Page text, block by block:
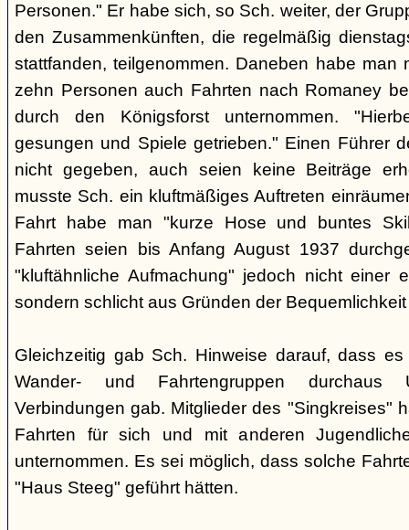
Personen." Er habe sich, so Sch. weiter, der
den Zusammenkünften, die regelmäßig
stattfanden, teilgenommen. Daneben habe man
zehn Personen auch Fahrten nach Romaney
durch den Königsforst unternommen.
gesungen und Spiele getrieben." Einen Führer
nicht gegeben, auch seien keine Beiträge
musste Sch. ein kluftmäßiges Auftreten
Fahrt habe man "kurze Hose und buntes
Fahrten seien bis Anfang August 1937
"kluftähnliche Aufmachung" jedoch nicht einer
sondern schlicht aus Gründen der
Gleichzeitig gab Sch. Hinweise darauf, dass
Wander- und Fahrtengruppen durchaus
Verbindungen gab. Mitglieder des "Singkreises"
Fahrten für sich und mit anderen
unternommen. Es sei möglich, dass solche
"Haus Steeg" geführt hätten.